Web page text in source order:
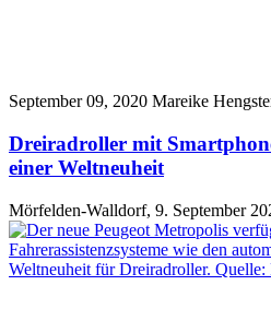
September 09, 2020 Mareike
Dreiradroller mit
einer Weltneuheit
Mörfelden-Walldorf, 9. September